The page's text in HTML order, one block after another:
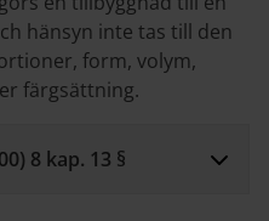
hänsyn inte tas till den
form, volym,
färgsättning.
8 kap. 13 §